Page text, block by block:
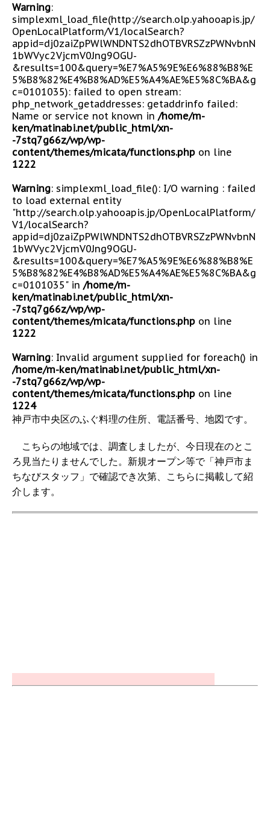
Warning:
simplexml_load_file(http://search.olp.yahooapis.jp/
OpenLocalPlatform/V1/localSearch?
appid=dj0zaiZpPWlWNDNTS2dhOTBVRSZzPWNvbnN
1bWVyc2VjcmV0Jng9OGU-
&results=100&query=%E7%A5%9E%E6%88%B8%E
5%B8%82%E4%B8%AD%E5%A4%AE%E5%8C%BA&g
c=0101035): failed to open stream:
php_network_getaddresses: getaddrinfo failed:
Name or service not known in /home/m-
ken/matinabi.net/public_html/xn-
-7stq7g66z/wp/wp-
content/themes/micata/functions.php on line
1222
Warning: simplexml_load_file(): I/O warning : failed
to load external entity
"http://search.olp.yahooapis.jp/OpenLocalPlatform/
V1/localSearch?
appid=dj0zaiZpPWlWNDNTS2dhOTBVRSZzPWNvbnN
1bWVyc2VjcmV0Jng9OGU-
&results=100&query=%E7%A5%9E%E6%88%B8%E
5%B8%82%E4%B8%AD%E5%A4%AE%E5%8C%BA&g
c=0101035" in /home/m-
ken/matinabi.net/public_html/xn-
-7stq7g66z/wp/wp-
content/themes/micata/functions.php on line
1222
Warning: Invalid argument supplied for foreach() in
/home/m-ken/matinabi.net/public_html/xn-
-7stq7g66z/wp/wp-
content/themes/micata/functions.php on line
1224
神戸市中央区のふぐ料理の住所、電話番号、地図です。
こちらの地域では、調査しましたが、今日現在のとこ
ろ見当たりませんでした。新規オープン等で「神戸市ま
ちなびスタッフ」で確認でき次第、こちらに掲載して紹
介します。